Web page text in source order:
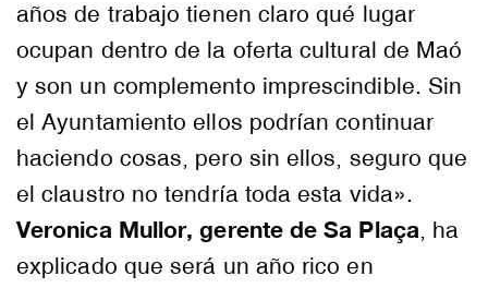
años de trabajo tienen claro qué lugar
ocupan dentro de la oferta cultural de Maó
y son un complemento imprescindible. Sin
el Ayuntamiento ellos podrían continuar
haciendo cosas, pero sin ellos, seguro que
el claustro no tendría toda esta vida».
Veronica Mullor, gerente de Sa Plaça, ha
explicado que será un año rico en